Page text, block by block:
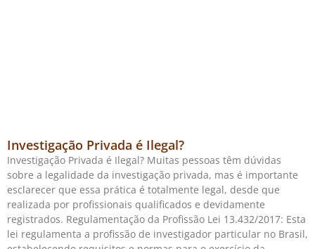
Investigação Privada é Ilegal?
Investigação Privada é Ilegal? Muitas pessoas têm dúvidas
sobre a legalidade da investigação privada, mas é importante
esclarecer que essa prática é totalmente legal, desde que
realizada por profissionais qualificados e devidamente
registrados. Regulamentação da Profissão Lei 13.432/2017: Esta
lei regulamenta a profissão de investigador particular no Brasil,